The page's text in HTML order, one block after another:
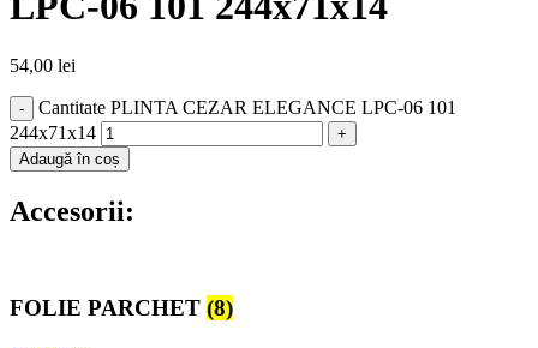
54,00 lei
Cantitate PLINTA CEZAR ELEGANCE LPC-06 101
244x71x14
Adaugă în coș
Accesorii:
FOLIE PARCHET (8)